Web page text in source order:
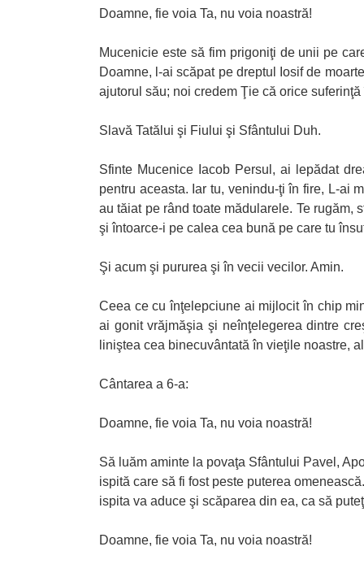
Doamne, fie voia Ta, nu voia noastră!
Mucenicie este să fim prigoniţi de unii pe
Doamne, l-ai scăpat pe dreptul Iosif de
ajutorul său; noi credem Ţie că orice
Slavă Tatălui şi Fiului şi Sfântului Duh.
Sfinte Mucenice Iacob Persul, ai lepădat
pentru aceasta. Iar tu, venindu-ţi în fire, L-ai
au tăiat pe rând toate mădularele. Te
şi întoarce-i pe calea cea bună pe care tu
Şi acum şi pururea şi în vecii vecilor. Amin.
Ceea ce cu înţelepciune ai mijlocit în chip
ai gonit vrăjmăşia şi neînţelegerea dintre
liniştea cea binecuvântată în vieţile noastre,
Cântarea a 6-a:
Doamne, fie voia Ta, nu voia noastră!
Să luăm aminte la povaţa Sfântului Pavel,
ispită care să fi fost peste puterea
ispita va aduce şi scăparea din ea, ca să
Doamne, fie voia Ta, nu voia noastră!